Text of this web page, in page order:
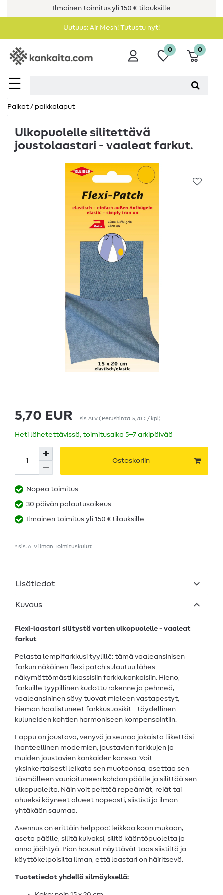
Ilmainen toimitus yli 150 € tilauksille
Uutuus: Air Mesh! Tutustu nyt!
☰
0 0
Paikat / paikkalaput
Ulkopuolelle silitettävä
joustolaastari - vaaleat farkut.
5,70 EUR sis. ALV( Perushinta 5,70 € / kpl)
Heti lähetettävissä, toimitusaika 5–7 arkipäivää
Ostoskoriin
Nopea toimitus
30 päivän palautusoikeus
Ilmainen toimitus yli 150 € tilauksille
* sis. ALV ilman Toimituskulut
Lisätiedot
Kuvaus
Flexi-laastari silitystä varten ulkopuolelle - vaaleat
farkut
Pelasta lempifarkkusi tyylillä: tämä vaaleansinisen
farkun näköinen flexi patch sulautuu lähes
näkymättömästi klassisiin farkkukankaisiin. Hieno,
farkuille tyypillinen kudottu rakenne ja pehmeä,
vaaleansininen sävy tuovat mieleen vastapestyt,
hieman haalistuneet farkkusuosikit - täydellinen
kuluneiden kohtien harmoniseen kompensointiin.
Lappu on joustava, venyvä ja seuraa jokaista liikettäsi -
ihanteellinen modernien, joustavien farkkujen ja
muiden joustavien kankaiden kanssa. Voit
yksinkertaisesti leikata sen muotoonsa, asettaa sen
täsmälleen vaurioituneen kohdan päälle ja silittää sen
ulkopuolelta. Näin voit peittää repeämät, reiät tai
ohueksi käyneet alueet nopeasti, siististi ja ilman
yhtäkään saumaa.
Asennus on erittäin helppoa: leikkaa koon mukaan,
aseta päälle, silitä kuivaksi, silitä kääntöpuolelta ja
anna jäähtyä. Pian housut näyttävät taas siistiltä ja
käyttökelpoisilta ilman, että laastari on häiritsevä.
Tuotetiedot yhdellä silmäyksellä: